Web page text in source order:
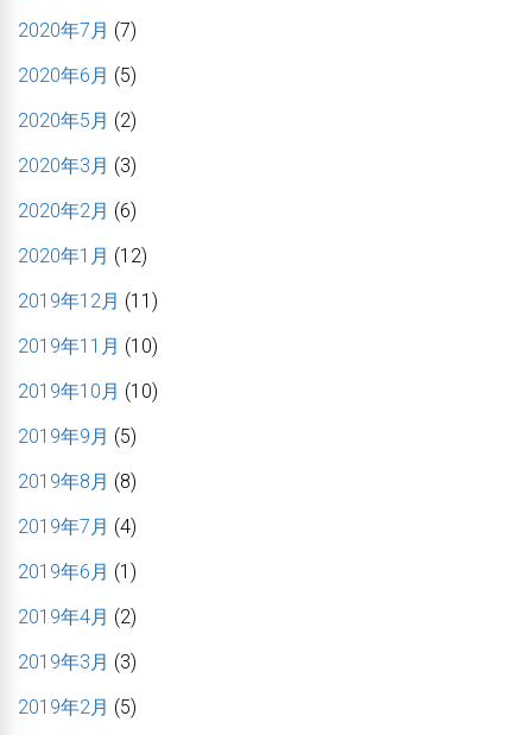
2020年7月 (7)
2020年6月 (5)
2020年5月 (2)
2020年3月 (3)
2020年2月 (6)
2020年1月 (12)
2019年12月 (11)
2019年11月 (10)
2019年10月 (10)
2019年9月 (5)
2019年8月 (8)
2019年7月 (4)
2019年6月 (1)
2019年4月 (2)
2019年3月 (3)
2019年2月 (5)